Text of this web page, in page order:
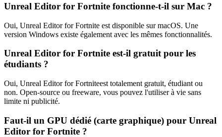
Unreal Editor for Fortnite fonctionne-t-il sur Mac ?
Oui, Unreal Editor for Fortnite est disponible sur macOS. Une
version Windows existe également avec les mêmes fonctionnalités.
Unreal Editor for Fortnite est-il gratuit pour les
étudiants ?
Oui, Unreal Editor for Fortniteest totalement gratuit, étudiant ou
non. Open-source ou freeware, vous pouvez l'utiliser à vie sans
limite ni publicité.
Faut-il un GPU dédié (carte graphique) pour Unreal
Editor for Fortnite ?